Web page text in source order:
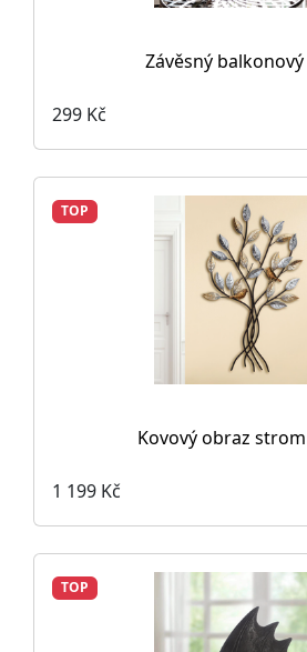
Závěsný
299 Kč
TOP
Kovový obraz
1 199 Kč
TOP